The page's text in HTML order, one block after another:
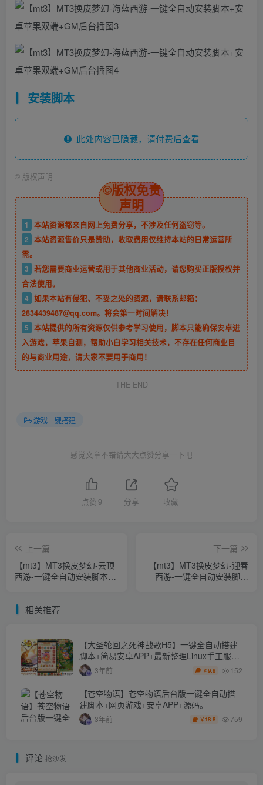
安装脚本
此处内容已隐藏，请付费后查看
© 版权声明
©版权免责
声明
1
本站资源都来自网上免费分享，不涉及任何盗窃等。
2 本站资源售价只是赞助，收取费用仅维持本站的日常运营所
需。
3 若您需要商业运营或用于其他商业活动，请您购买正版授权并
合法使用。
4 如果本站有侵犯、不妥之处的资源，请联系邮箱：
2834439487@qq.com。将会第一时间解决！
5 本站提供的所有资源仅供参考学习使用，脚本只能确保安卓进
入游戏，苹果自测，帮助小白学习相关技术，不存在任何商业目
的与商业用途，请大家不要用于商用！
THE END
游戏一键搭建
感觉文章不错请大大点赞分享一下吧
点赞 9 分享 收藏
上一篇
【mt3】MT3换皮梦幻-云顶
西游-一键全自动安装脚本
下一篇
【mt3】MT3换皮梦幻-迎春
西游-一键全自动安装脚本
相关推荐
【大圣轮回之死神战歌H5】一键全自动搭建
脚本+简易安卓APP+最新整理Linux手工服务
端+多区+GM授权后台+详细搭建教程+视频
教程
3年前 ￥9.9 152
【苍空物语】苍空物语后台版一键全自动搭
建脚本+网页游戏+安卓APP+源码。
3年前 ￥ 18.8 759
评论 抢沙发